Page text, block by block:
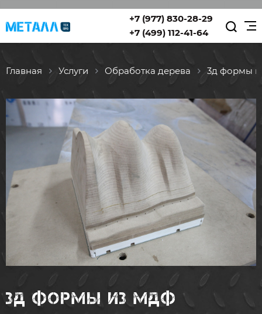
+7 (977) 830-28-29
+7 (499) 112-41-64
Главная Услуги Обработка дерева 3д формы
3Д ФОРМЫ ИЗ МДФ